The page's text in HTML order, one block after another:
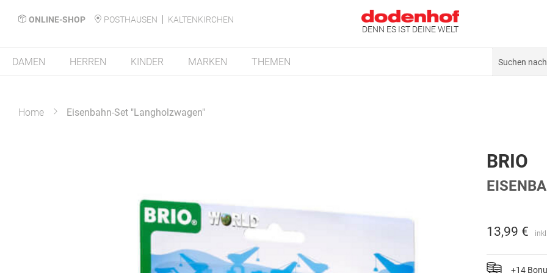
ONLINE-SHOP POSTHAUSEN
KALTENKIRCHEN
DENN ES IST DEINE WELT
DAMEN HERREN KINDER MARKEN THEMEN
Home Eisenbahn-Set "Langholzwagen"
BRIO
13,99 €
+14